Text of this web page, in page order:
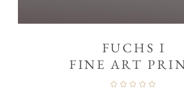
FUCHS I
FINE ART